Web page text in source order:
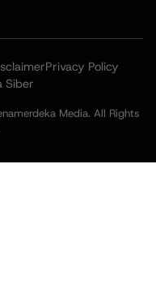
Privacy Policy
Siber
Media. All Rights